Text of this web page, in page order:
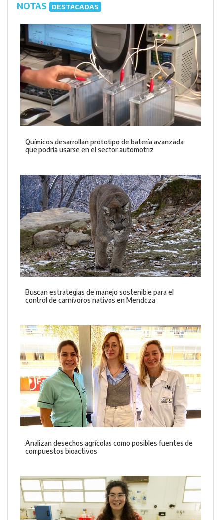
NOTAS DESTACADAS
Químicos desarrollan prototipo de batería avanzada
que podría usarse en el sector automotriz
Buscan estrategias de manejo sostenible para el
control de carnívoros nativos en Mendoza
Analizan desechos agrícolas como posibles fuentes de
compuestos bioactivos